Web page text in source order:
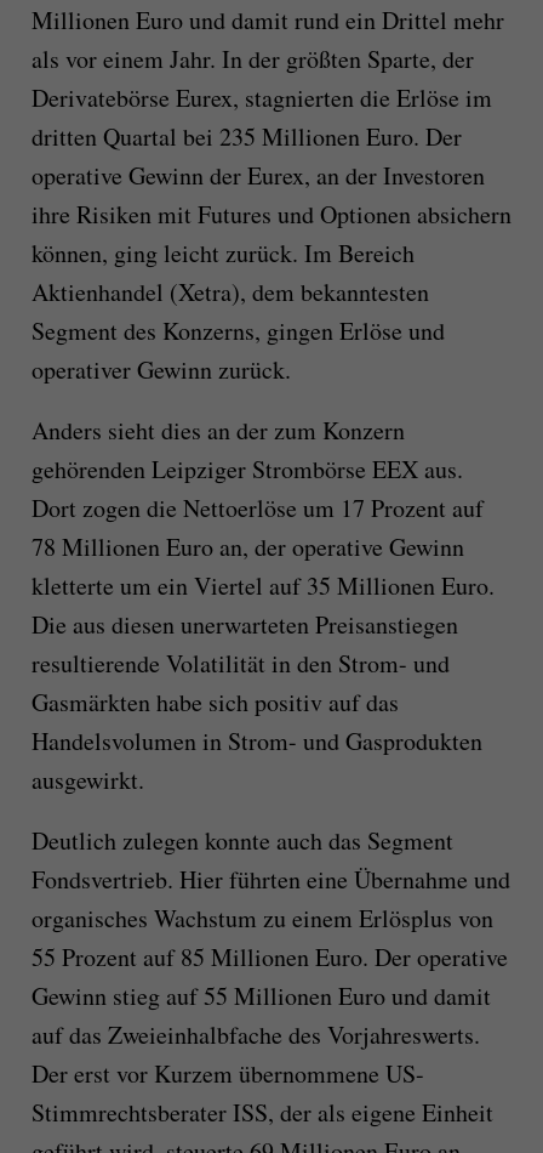
Millionen Euro und damit rund ein Drittel mehr
als vor einem Jahr. In der größten Sparte, der
Derivatebörse Eurex, stagnierten die Erlöse im
dritten Quartal bei 235 Millionen Euro. Der
operative Gewinn der Eurex, an der Investoren
ihre Risiken mit Futures und Optionen absichern
können, ging leicht zurück. Im Bereich
Aktienhandel (Xetra), dem bekanntesten
Segment des Konzerns, gingen Erlöse und
operativer Gewinn zurück.
Anders sieht dies an der zum Konzern
gehörenden Leipziger Strombörse EEX aus.
Dort zogen die Nettoerlöse um 17 Prozent auf
78 Millionen Euro an, der operative Gewinn
kletterte um ein Viertel auf 35 Millionen Euro.
Die aus diesen unerwarteten Preisanstiegen
resultierende Volatilität in den Strom- und
Gasmärkten habe sich positiv auf das
Handelsvolumen in Strom- und Gasprodukten
ausgewirkt.
Deutlich zulegen konnte auch das Segment
Fondsvertrieb. Hier führten eine Übernahme und
organisches Wachstum zu einem Erlösplus von
55 Prozent auf 85 Millionen Euro. Der operative
Gewinn stieg auf 55 Millionen Euro und damit
auf das Zweieinhalbfache des Vorjahreswerts.
Der erst vor Kurzem übernommene US-
Stimmrechtsberater ISS, der als eigene Einheit